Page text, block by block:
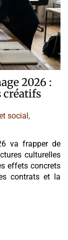
2026 :
créatifs
social,
va frapper de
culturelles
effets concrets
contrats et la